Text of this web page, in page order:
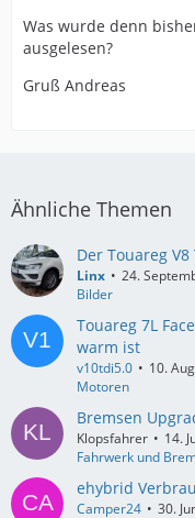
Was wurde denn
ausgelesen?
Gruß Andreas
Ähnliche Themen
Der Touareg
Linx
24.
Bilder
Touareg 7L
warm ist
v10tdi5.0
10.
Motoren
Bremsen
Klopsfahrer
14.
Fahrwerk und
ehybrid
Camper24 30.